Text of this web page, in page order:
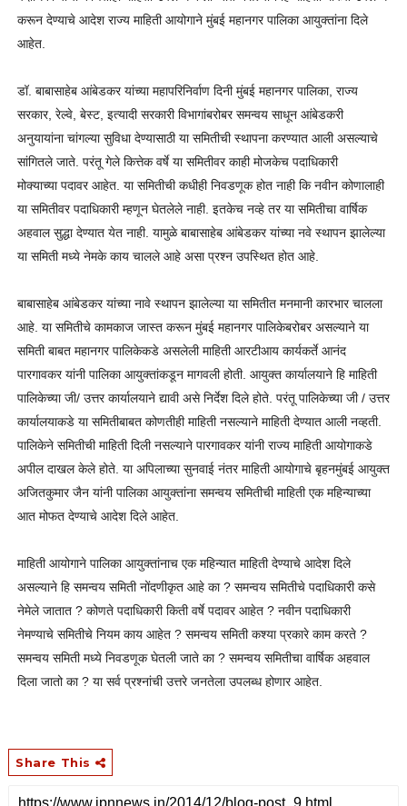
करून देण्याचे आदेश राज्य माहिती आयोगाने मुंबई महानगर पालिका आयुक्तांना दिले
आहेत.
डॉ. बाबासाहेब आंबेडकर यांच्या महापरिनिर्वाण दिनी मुंबई महानगर पालिका, राज्य
सरकार, रेल्वे, बेस्ट, इत्यादी सरकारी विभागांबरोबर समन्वय साधून आंबेडकरी
अनुयायांना चांगल्या सुविधा देण्यासाठी या समितीची स्थापना करण्यात आली असल्याचे
सांगितले जाते. परंतू गेले कित्तेक वर्षे या समितीवर काही मोजकेच पदाधिकारी
मोक्याच्या पदावर आहेत. या समितीची कधीही निवडणूक होत नाही कि नवीन कोणालाही
या समितीवर पदाधिकारी म्हणून घेतलेले नाही. इतकेच नव्हे तर या समितीचा वार्षिक
अहवाल सुद्धा देण्यात येत नाही. यामुळे बाबासाहेब आंबेडकर यांच्या नवे स्थापन झालेल्या
या समिती मध्ये नेमके काय चालले आहे असा प्रश्न उपस्थित होत आहे.
बाबासाहेब आंबेडकर यांच्या नावे स्थापन झालेल्या या समितीत मनमानी कारभार चालला
आहे. या समितीचे कामकाज जास्त करून मुंबई महानगर पालिकेबरोबर असल्याने या
समिती बाबत महानगर पालिकेकडे असलेली माहिती आरटीआय कार्यकर्ते आनंद
पारगावकर यांनी पालिका आयुक्तांकडून मागवली होती. आयुक्त कार्यालयाने हि माहिती
पालिकेच्या जी/ उत्तर कार्यालयाने द्यावी असे निर्देश दिले होते. परंतू पालिकेच्या जी / उत्तर
कार्यालयाकडे या समितीबाबत कोणतीही माहिती नसल्याने माहिती देण्यात आली नव्हती.
पालिकेने समितीची माहिती दिली नसल्याने पारगावकर यांनी राज्य माहिती आयोगाकडे
अपील दाखल केले होते. या अपिलाच्या सुनवाई नंतर माहिती आयोगाचे बृहनमुंबई आयुक्त
अजितकुमार जैन यांनी पालिका आयुक्तांना समन्वय समितीची माहिती एक महिन्याच्या
आत मोफत देण्याचे आदेश दिले आहेत.
माहिती आयोगाने पालिका आयुक्तांनाच एक महिन्यात माहिती देण्याचे आदेश दिले
असल्याने हि समन्वय समिती नोंदणीकृत आहे का ? समन्वय समितीचे पदाधिकारी कसे
नेमेले जातात ? कोणते पदाधिकारी किती वर्षे पदावर आहेत ? नवीन पदाधिकारी
नेमण्याचे समितीचे नियम काय आहेत ? समन्वय समिती कश्या प्रकारे काम करते ?
समन्वय समिती मध्ये निवडणूक घेतली जाते का ? समन्वय समितीचा वार्षिक अहवाल
दिला जातो का ? या सर्व प्रश्नांची उत्तरे जनतेला उपलब्ध होणार आहेत.
Share This